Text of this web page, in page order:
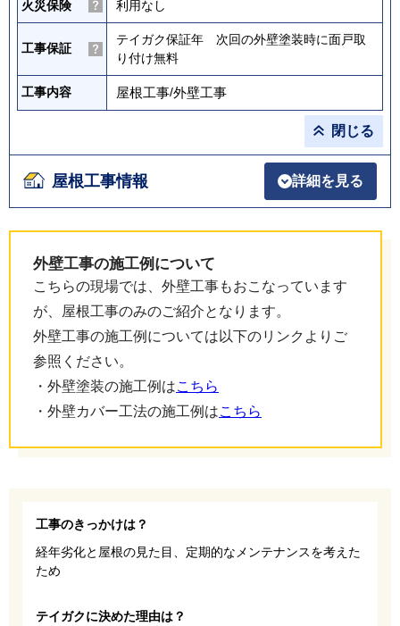
火災保険 利用なし
工事保証
テイガク保証年 次回の外壁塗装時に面戸取
り付け無料
工事内容 屋根工事/外壁工事
閉じる
屋根工事情報 詳細を見る
外壁工事の施工例について
こちらの現場では、外壁工事もおこなっています
が、屋根工事のみのご紹介となります。
外壁工事の施工例については以下のリンクよりご
参照ください。
・外壁塗装の施工例はこちら
・外壁カバー工法の施工例はこちら
工事のきっかけは？
経年劣化と屋根の見た目、定期的なメンテナンスを考えた
ため
テイガクに決めた理由は？